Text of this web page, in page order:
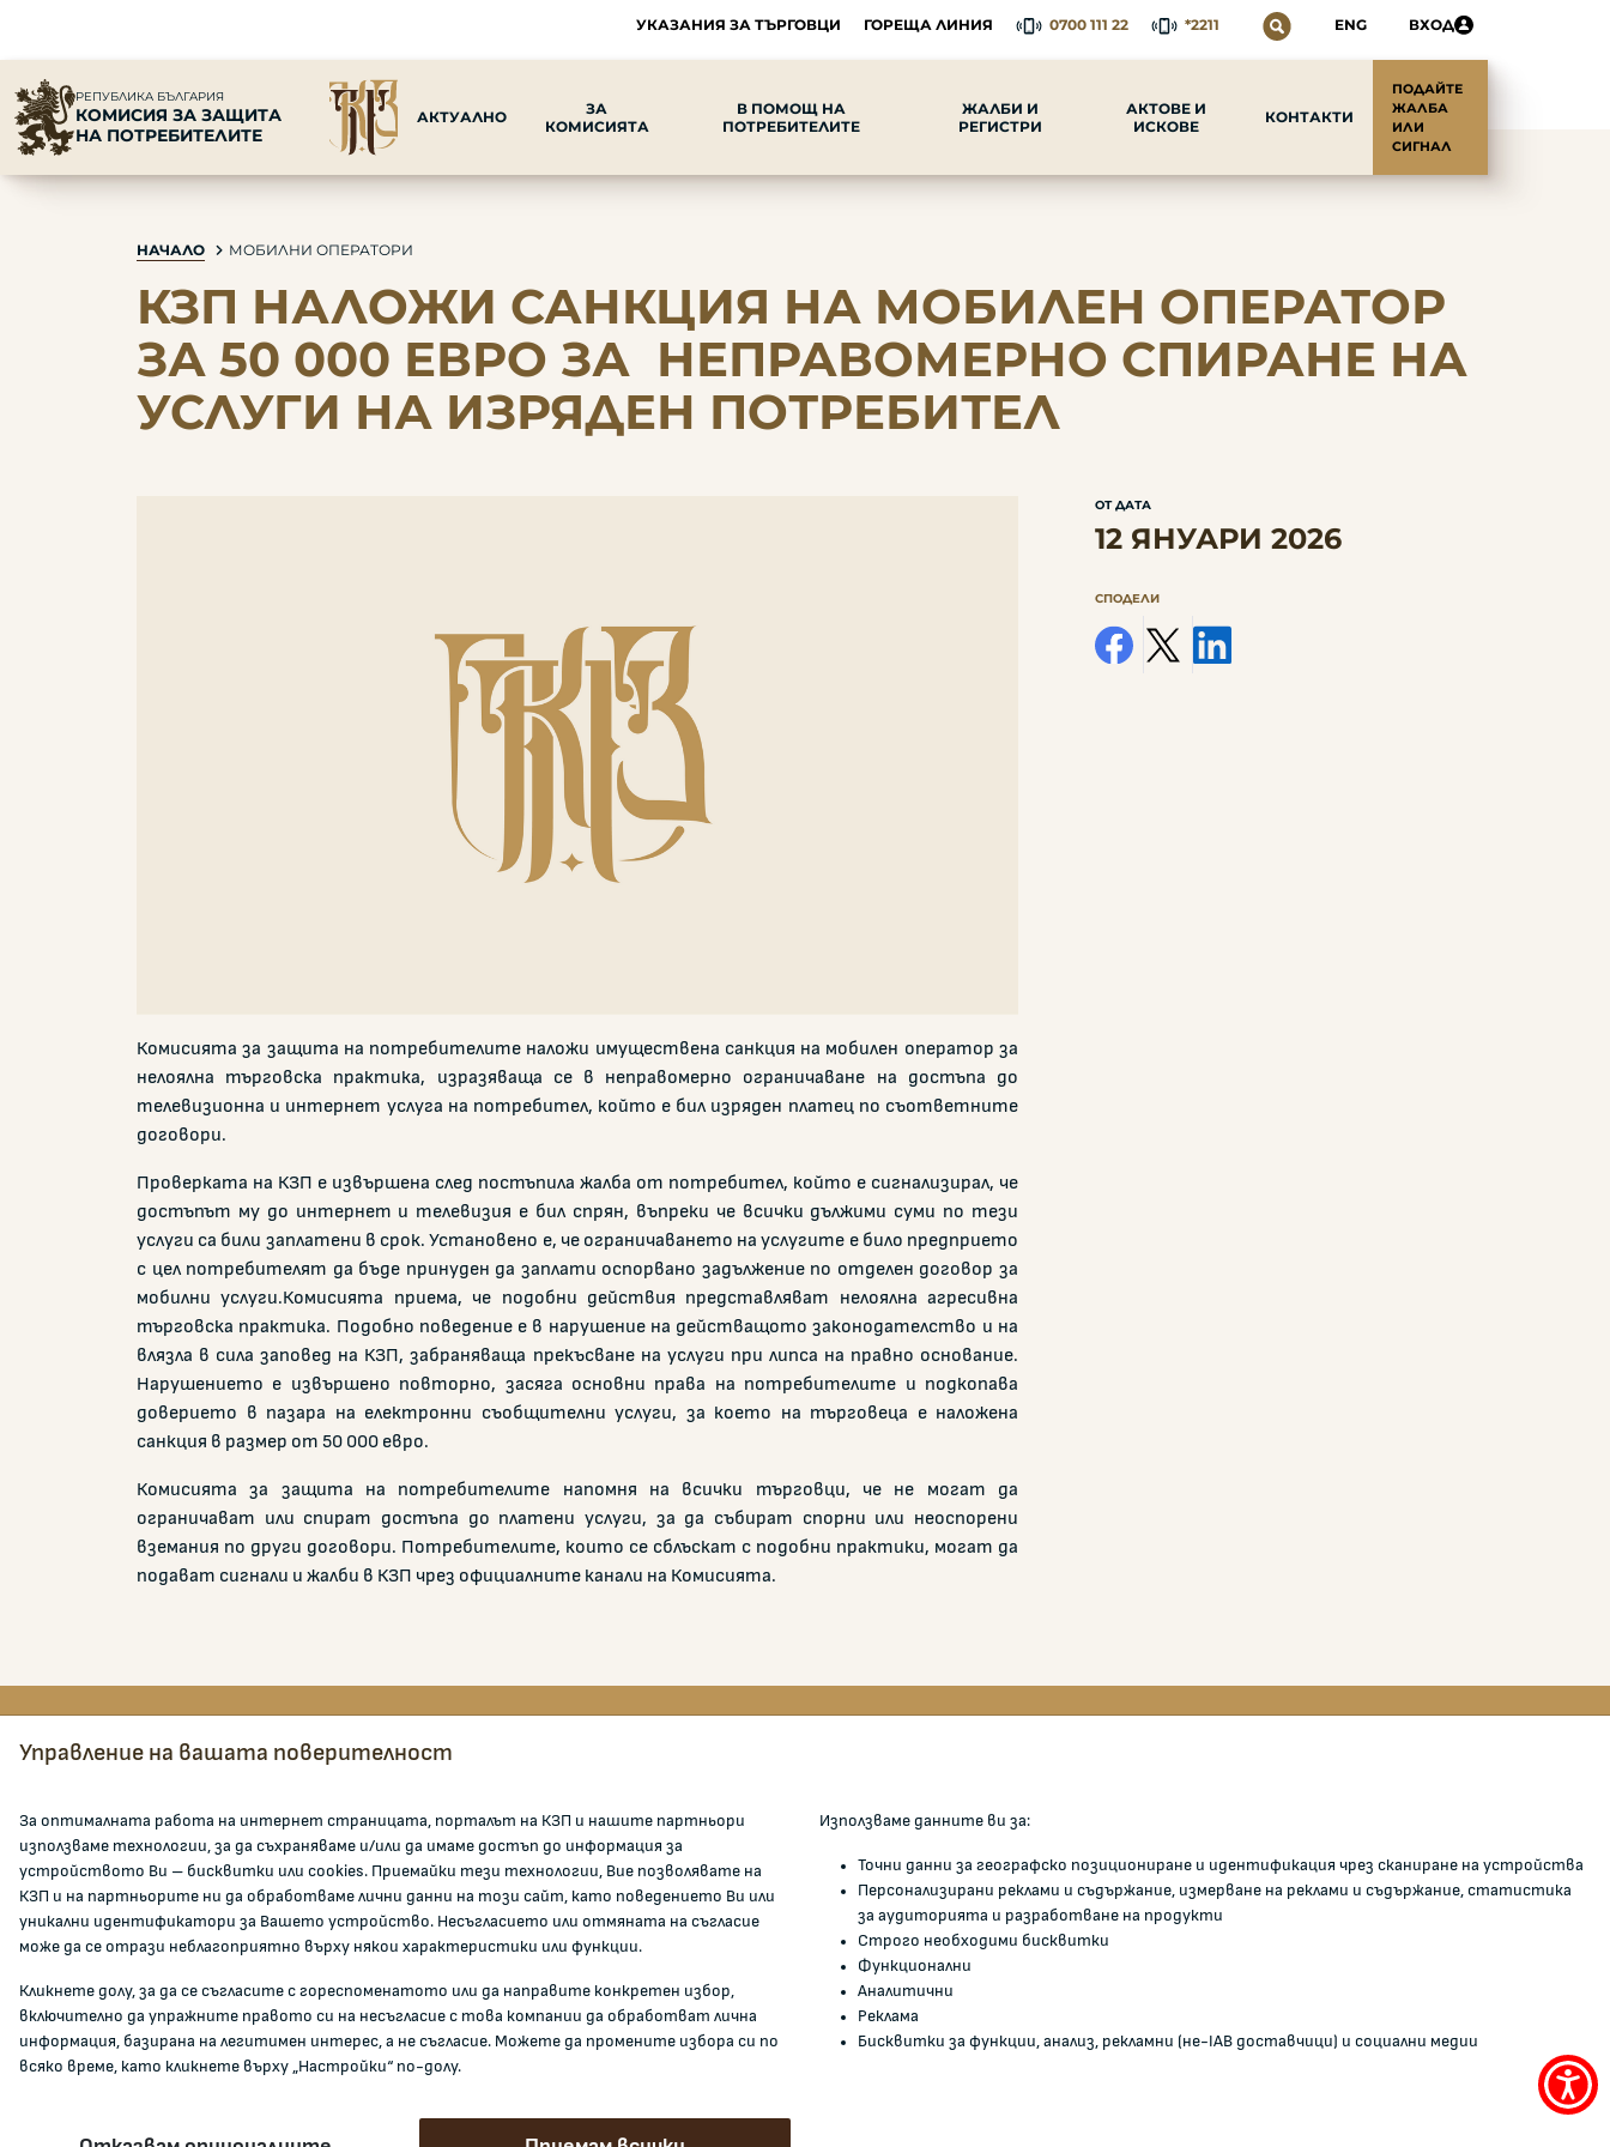
Меню
УКАЗАНИЯ ЗА ТЪРГОВЦИ ГОРЕЩА ЛИНИЯ 0700 111 22 *2211 ENG ВХОД
РЕПУБЛИКА БЪЛГАРИЯ
КОМИСИЯ ЗА ЗАЩИТА
НА ПОТРЕБИТЕЛИТЕ
АКТУАЛНО
ЗА
КОМИСИЯТА
В ПОМОЩ НА
ПОТРЕБИТЕЛИТЕ
ЖАЛБИ И
РЕГИСТРИ
АКТОВЕ И
ИСКОВЕ
КОНТАКТИ
ПОДАЙТЕ
ЖАЛБА
ИЛИ
СИГНАЛ
НАЧАЛО МОБИЛНИ ОПЕРАТОРИ
КЗП НАЛОЖИ САНКЦИЯ НА МОБИЛЕН ОПЕРАТОР
ЗА 50 000 ЕВРО ЗА НЕПРАВОМЕРНО СПИРАНЕ НА
УСЛУГИ НА ИЗРЯДЕН ПОТРЕБИТЕЛ
Комисията за защита на потребителите наложи имуществена санкция на мобилен оператор за
нелоялна търговска практика, изразяваща се в неправомерно ограничаване на достъпа до
телевизионна и интернет услуга на потребител, който е бил изряден платец по съответните
договори.
Проверката на КЗП е извършена след постъпила жалба от потребител, който е сигнализирал, че
достъпът му до интернет и телевизия е бил спрян, въпреки че всички дължими суми по тези
услуги са били заплатени в срок. Установено е, че ограничаването на услугите е било предприето
с цел потребителят да бъде принуден да заплати оспорвано задължение по отделен договор за
мобилни услуги.Комисията приема, че подобни действия представляват нелоялна агресивна
търговска практика. Подобно поведение е в нарушение на действащото законодателство и на
влязла в сила заповед на КЗП, забраняваща прекъсване на услуги при липса на правно основание.
Нарушението е извършено повторно, засяга основни права на потребителите и подкопава
доверието в пазара на електронни съобщителни услуги, за което на търговеца е наложена
санкция в размер от 50 000 евро.
Комисията за защита на потребителите напомня на всички търговци, че не могат да
ограничават или спират достъпа до платени услуги, за да събират спорни или неоспорени
вземания по други договори. Потребителите, които се сблъскат с подобни практики, могат да
подават сигнали и жалби в КЗП чрез официалните канали на Комисията.
ОТ ДАТА
12 ЯНУАРИ 2026
СПОДЕЛИ
facebook
x linkedin
ул. Врабча 1, етажи 3-5, София 1000
тел:
02 9330565
факс:02 9884218
info@kzp.bg
Всички контакти
facebook
За КЗП
Кои сме ние
Администрация
Документи и други актове
Информация
Полезни връзки
Регистър на опасните стоки
Регистър на е-адреси на ЮЛ
нежелаещи да получават НТС
Помирителна комисия
СИГНАЛИ ЗА КОРУПЦИЯ В КЗП
Управление на вашата поверителност
За оптималната работа на интернет страницата, порталът на КЗП и нашите партньори
използваме технологии, за да съхраняваме и/или да имаме достъп до информация за
устройството Ви – бисквитки или cookies. Приемайки тези технологии, Вие позволявате на
КЗП и на партньорите ни да обработваме лични данни на този сайт, като поведението Ви или
уникални идентификатори за Вашето устройство. Несъгласието или отмяната на съгласие
може да се отрази неблагоприятно върху някои характеристики или функции.
Кликнете долу, за да се съгласите с гореспоменатото или да направите конкретен избор,
включително да упражните правото си на несъгласие с това компании да обработват лична
информация, базирана на легитимен интерес, а не съгласие. Можете да промените избора си по
всяко време, като кликнете върху „Настройки“ по-долу.
Използваме данните ви за:
Точни данни за географско позициониране и идентификация чрез сканиране на устройства
Персонализирани реклами и съдържание, измерване на реклами и съдържание, статистика
за аудиторията и разработване на продукти
Строго необходими бисквитки
Функционални
Аналитични
Реклама
Бисквитки за функции, анализ, рекламни (не-IAB доставчици) и социални медии